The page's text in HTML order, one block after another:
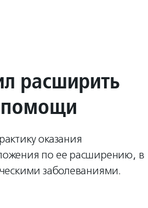
расширить
помощи
оказания
по ее расширению, в
заболеваниями.